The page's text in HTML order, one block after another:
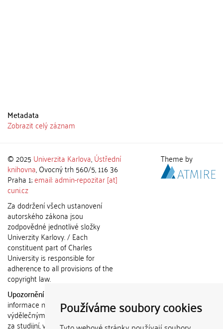
Používáme soubory cookies
Metadata
Zobrazit celý záznam
© 2025 Univerzita Karlova,Ústřední
knihovna, Ovocný trh 560/5, 116 36
Praha 1;email: admin-repozitar [at]
cuni.cz
Za dodržení všech ustanovení
autorského zákona jsou
zodpovědné jednotlivé složky
Univerzity Karlovy. / Each
constituent part of Charles
University is responsible for
adherence to all provisions of the
copyright law.
Upozornění / Notice:
informace nemohou být použity k
výdělečným účelům nebo vydávány
za studijní, vědeckou nebo jinou
Theme by